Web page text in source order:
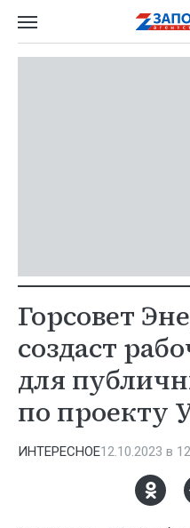
Горсовет
создаст
для
по проекту
ИНТЕРЕСНОЕ12.10.2023 в